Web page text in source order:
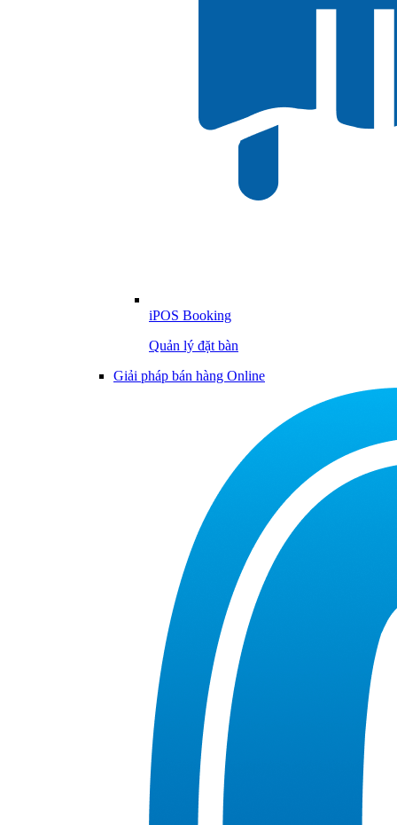
iPOS Booking
Quản lý đặt bàn
Giải pháp bán hàng Online